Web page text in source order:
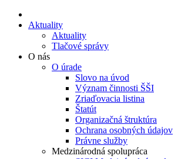
Aktuality
Aktuality
Tlačové správy
O nás
O úrade
Slovo na úvod
Význam činnosti ŠŠI
Zriaďovacia listina
Štatút
Organizačná štruktúra
Ochrana osobných údajov
Právne služby
Medzinárodná spolupráca